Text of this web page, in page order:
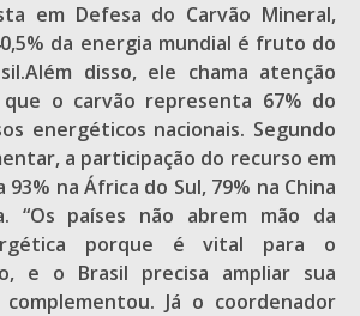
em Defesa do Carvão Mineral,
da energia mundial é fruto do
disso, ele chama atenção
o carvão representa 67% do
energéticos nacionais. Segundo
a participação do recurso em
na África do Sul, 79% na China
“Os países não abrem mão da
porque é vital para o
e o Brasil precisa ampliar sua
complementou. Já o coordenador